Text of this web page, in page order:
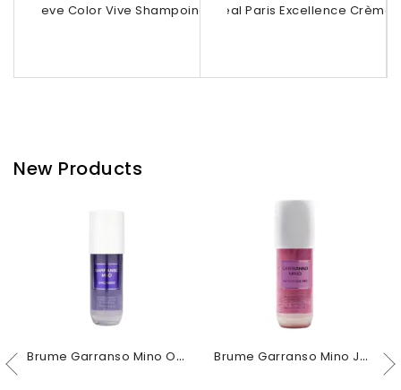
Elseve Color Vive Shampoing...L’Oréal Paris Excellence Crème
Flux
New Products
Brume Garranso Mino Orchidée 250ml Brume Garranso Mino Jardin De Rio 250ml